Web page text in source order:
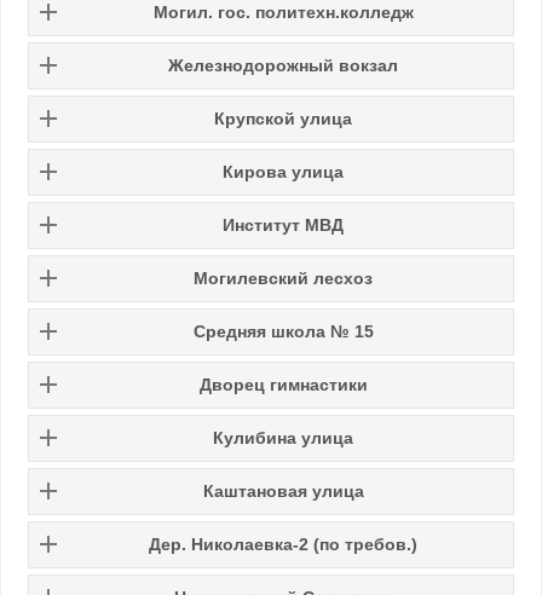
Могил. гос. политехн.колледж
Железнодорожный вокзал
Крупской улица
Киpова улица
Институт МВД
Могилевский лесхоз
Средняя школа № 15
Дворец гимнастики
Кулибина улица
Каштановая улица
Дер. Николаевка-2 (по требов.)